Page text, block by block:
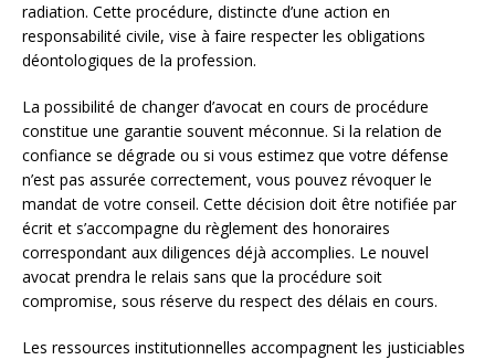
radiation. Cette procédure, distincte d’une action en
responsabilité civile, vise à faire respecter les obligations
déontologiques de la profession.
La possibilité de changer d’avocat en cours de procédure
constitue une garantie souvent méconnue. Si la relation de
confiance se dégrade ou si vous estimez que votre défense
n’est pas assurée correctement, vous pouvez révoquer le
mandat de votre conseil. Cette décision doit être notifiée par
écrit et s’accompagne du règlement des honoraires
correspondant aux diligences déjà accomplies. Le nouvel
avocat prendra le relais sans que la procédure soit
compromise, sous réserve du respect des délais en cours.
Les ressources institutionnelles accompagnent les justiciables